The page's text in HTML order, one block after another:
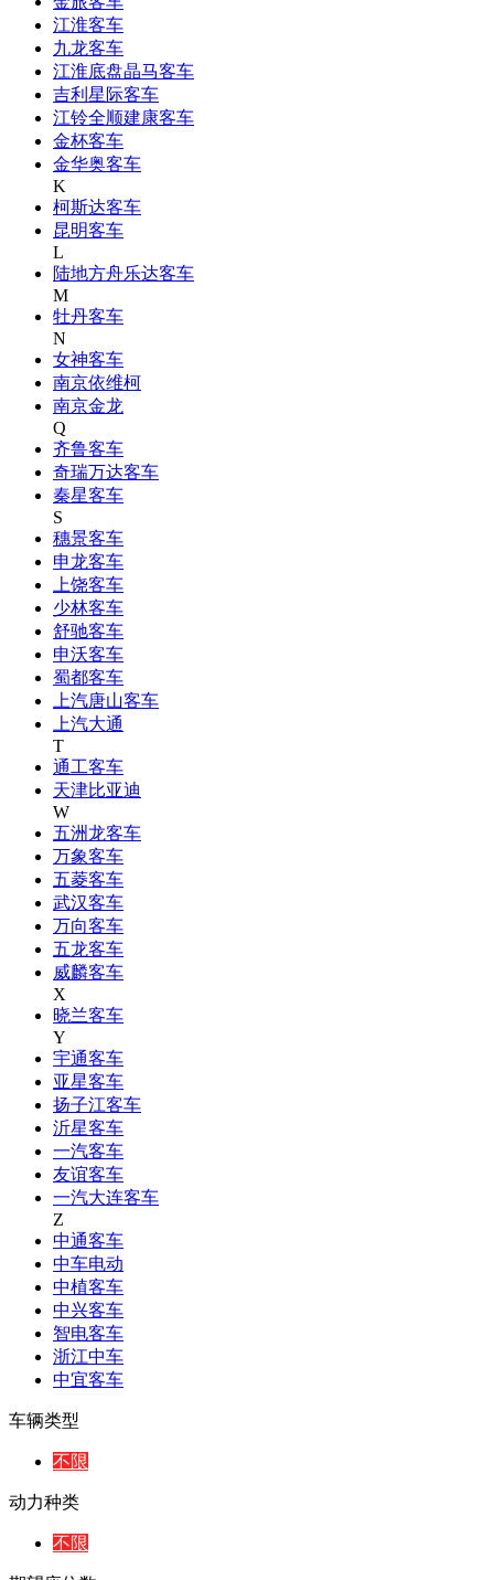
江淮客车
九龙客车
江淮底盘晶马客车
吉利星际客车
江铃全顺建康客车
金杯客车
金华奥客车
K
柯斯达客车
昆明客车
L
陆地方舟乐达客车
M
牡丹客车
N
女神客车
南京依维柯
南京金龙
Q
齐鲁客车
奇瑞万达客车
秦星客车
S
穗景客车
申龙客车
上饶客车
少林客车
舒驰客车
申沃客车
蜀都客车
上汽唐山客车
上汽大通
T
通工客车
天津比亚迪
W
五洲龙客车
万象客车
五菱客车
武汉客车
万向客车
五龙客车
威麟客车
X
晓兰客车
Y
宇通客车
亚星客车
扬子江客车
沂星客车
一汽客车
友谊客车
一汽大连客车
Z
中通客车
中车电动
中植客车
中兴客车
智电客车
浙江中车
中宜客车
车辆类型
不限
动力种类
不限